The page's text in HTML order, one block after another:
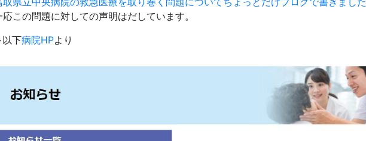
応この問題に対しての声明はだしています。
下病院HPより